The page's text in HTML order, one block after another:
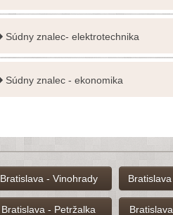
Súdny znalec- elektrotechnika
Súdny znalec - ekonomika
Bratislava - Vinohrady
Bratislava - Petržalka